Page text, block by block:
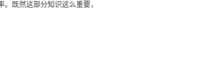
既然这部分知识这么重要，